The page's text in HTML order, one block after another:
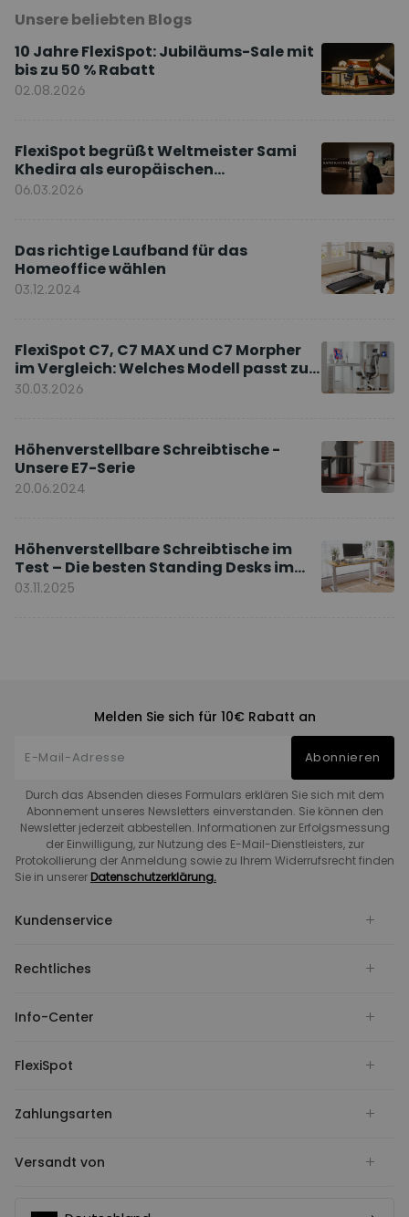
Unsere beliebten Blogs
10 Jahre FlexiSpot: Jubiläums-Sale mit
bis zu 50 % Rabatt
02.08.2026
FlexiSpot begrüßt Weltmeister Sami
Khedira als europäischen
Markenbotschafter
06.03.2026
Das richtige Laufband für das
Homeoffice wählen
03.12.2024
FlexiSpot C7, C7 MAX und C7 Morpher
im Vergleich: Welches Modell passt zu
Ihnen?
30.03.2026
Höhenverstellbare Schreibtische -
Unsere E7-Serie
20.06.2024
Höhenverstellbare Schreibtische im
Test – Die besten Standing Desks im
Vergleich
03.11.2025
Melden Sie sich für 10€ Rabatt an
Abonnieren
Durch das Absenden dieses Formulars erklären Sie sich mit dem
Abonnement unseres Newsletters einverstanden. Sie können den
Newsletter jederzeit abbestellen. Informationen zur Erfolgsmessung
der Einwilligung, zur Nutzung des E-Mail-Dienstleisters, zur
Protokollierung der Anmeldung sowie zu Ihrem Widerrufsrecht finden
Sie in unserer Datenschutzerklärung.
Kundenservice
Rechtliches
Info-Center
FlexiSpot
Zahlungsarten
Versandt von